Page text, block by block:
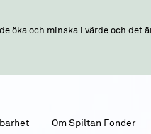
öka och minska i värde och det
Om Spiltan Fonder